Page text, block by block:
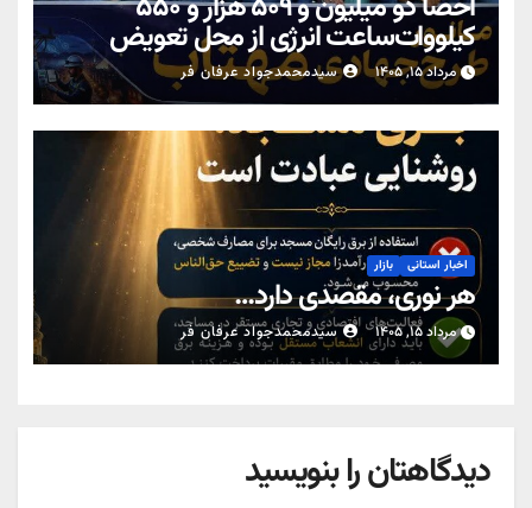
کیلووات‌ساعت انرژی از محل تعویض
کنتورهای معیوب در یزد
مرداد ۱۵, ۱۴۰۵ سیدمحمدجواد عرفان فر
اخبار استانی بازار
هر نوری، مقصدی دارد…
مرداد ۱۵, ۱۴۰۵ سیدمحمدجواد عرفان فر
دیدگاهتان را بنویسید